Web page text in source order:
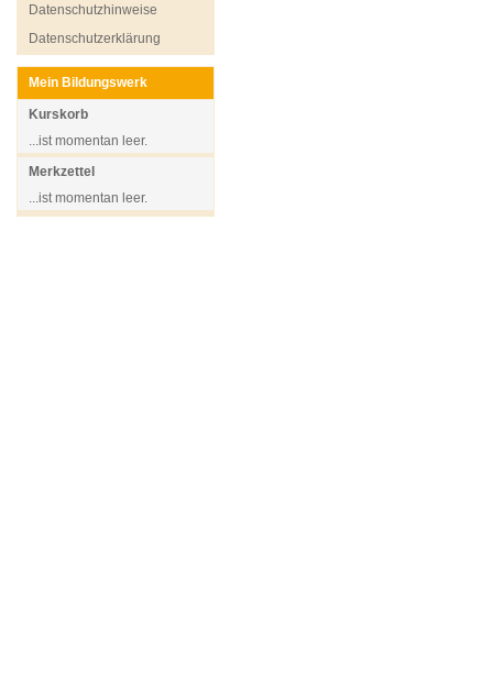
Datenschutzhinweise
Datenschutzerklärung
Mein Bildungswerk
Kurskorb
...ist momentan leer.
Merkzettel
...ist momentan leer.